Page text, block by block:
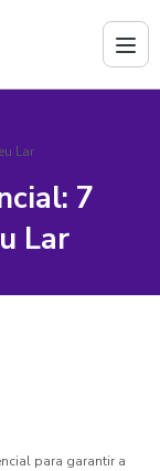
Lar
7
Lar
para garantir a